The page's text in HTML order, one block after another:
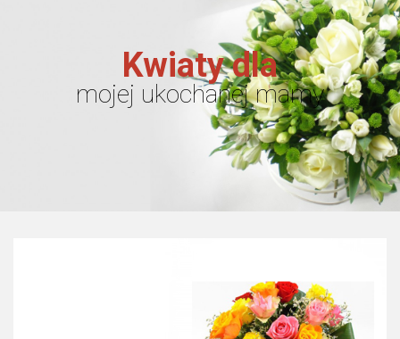
Kwiaty dla
mojej ukochanej mamy